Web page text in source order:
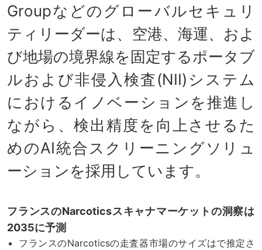
Groupなどのグローバルセキュリ
ティリーダーは、空港、海運、およ
び地場の境界線を固定するポータブ
ルおよび非侵入検査(NII)システム
におけるイノベーションを推進し
ながら、検出精度を向上させるた
めのAI統合スクリーニングソリュ
ーションを採用しています。
フランスのNarcoticsスキャナマーケットの洞察は
2035に予測
フランスのNarcoticsの走査器市場のサイズはで推定さ